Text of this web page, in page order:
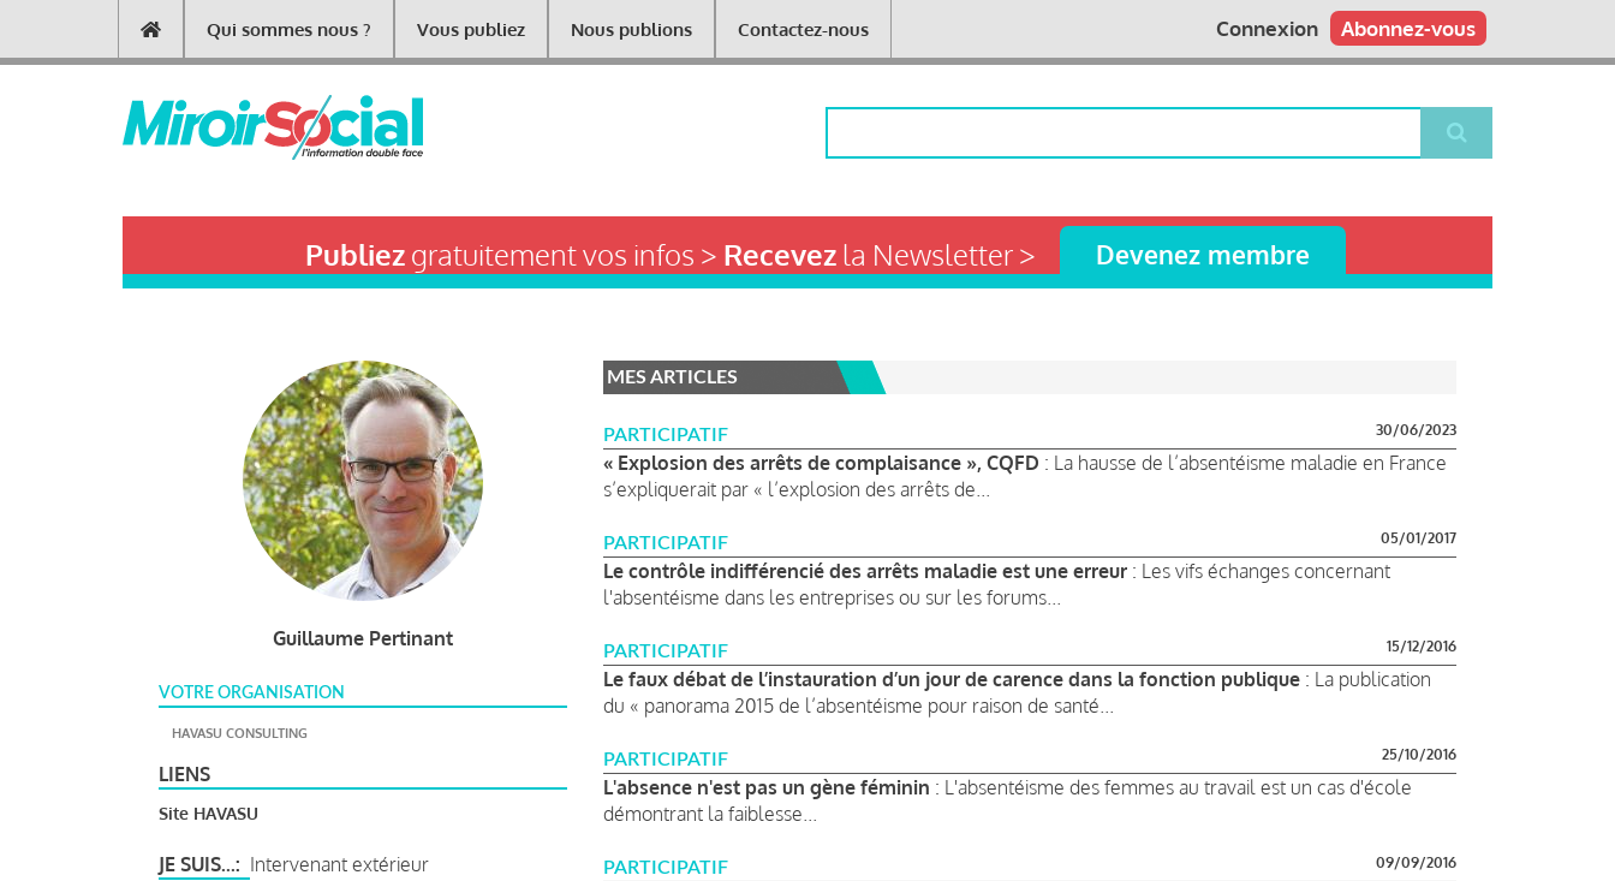
contenu
Main
navigation
Qui sommes nous ? Vous publiez Nous publions Contactez-nous Abonnez-vous
Connexion
Publiezgratuitement vos infos > Recevezla Newsletter > Devenez membre
Guillaume Pertinant
VOTRE ORGANISATION
HAVASU CONSULTING
LIENS
Site HAVASU
JE SUIS... Intervenant extérieur
MES ARTICLES
PARTICIPATIF 30/06/2023
« Explosion des arrêts de complaisance », CQFD : La hausse de l’absentéisme maladie en France
s’expliquerait par « l’explosion des arrêts de...
PARTICIPATIF 05/01/2017
Le contrôle indifférencié des arrêts maladie est une erreur : Les vifs échanges concernant
l'absentéisme dans les entreprises ou sur les forums...
PARTICIPATIF 15/12/2016
Le faux débat de l’instauration d’un jour de carence dans la fonction publique : La publication
du « panorama 2015 de l’absentéisme pour raison de santé...
PARTICIPATIF 25/10/2016
L'absence n'est pas un gène féminin : L'absentéisme des femmes au travail est un cas d'école
démontrant la faiblesse...
PARTICIPATIF 09/09/2016